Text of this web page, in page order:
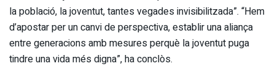
la població, la joventut, tantes vegades invisibilitzada”. “Hem
d’apostar per un canvi de perspectiva, establir una aliança
entre generacions amb mesures perquè la joventut puga
tindre una vida més digna”, ha conclòs.